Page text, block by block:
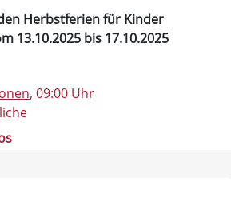
Herbstferien für Kinder
13.10.2025 bis 17.10.2025
, 09:00 Uhr